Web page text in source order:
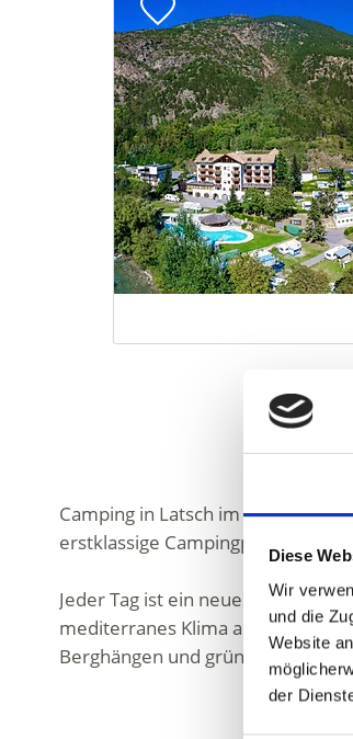
Diese
Wir
und die
Website
der
Camping in Latsch im Vinschgau
erstklassige Campingplätze für
Jeder Tag ist ein neues
mediterranes Klima am Fuße des
Berghängen und grünen Wäldern.